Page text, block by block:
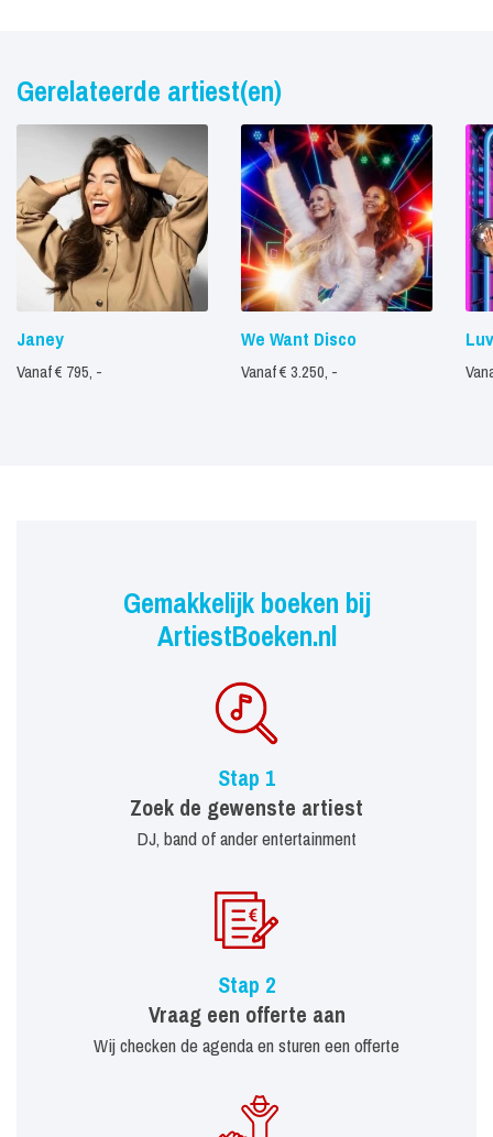
Gerelateerde artiest(en)
Janey
Vanaf € 795, -
We Want Disco
Vanaf € 3.250, -
Gemakkelijk boeken bij
ArtiestBoeken.nl
Stap 1
Zoek de gewenste artiest
DJ, band of ander entertainment
Stap 2
Vraag een offerte aan
Wij checken de agenda en sturen een offerte